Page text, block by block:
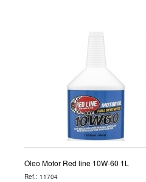
Óleo Motor Red line 10W-60 1L
Ref.: 11704